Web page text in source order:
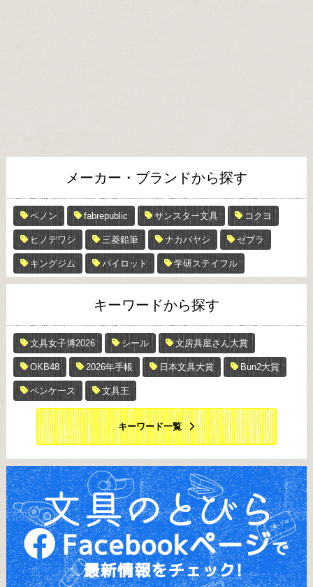
メーカー・ブランドから探す
ペノン fabrepublic サンスター文具 コクヨ
ヒノデワシ 三菱鉛筆 ナカバヤシ ゼブラ
キングジム パイロット 学研ステイフル
キーワードから探す
文具女子博2026 シール 文房具屋さん大賞
OKB48 2026年手帳 日本文具大賞 Bun2大賞
ペンケース 文具王
キーワード一覧